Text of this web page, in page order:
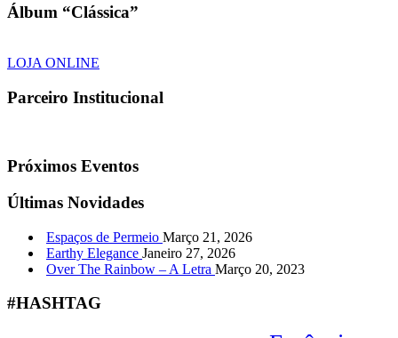
Álbum “Clássica”
LOJA ONLINE
Parceiro Institucional
Próximos Eventos
Últimas Novidades
Espaços de Permeio Março 21, 2026
Earthy Elegance Janeiro 27, 2026
Over The Rainbow – A Letra Março 20, 2023
#HASHTAG